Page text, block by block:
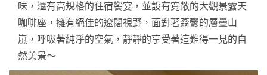
味，還有高規格的住宿饗宴，並設有寬敞的大觀景露天
咖啡座，擁有絕佳的遼闊視野，面對著蓊鬱的層疊山
嵐，呼吸著純淨的空氣，靜靜的享受著這難得一見的自
然美景～